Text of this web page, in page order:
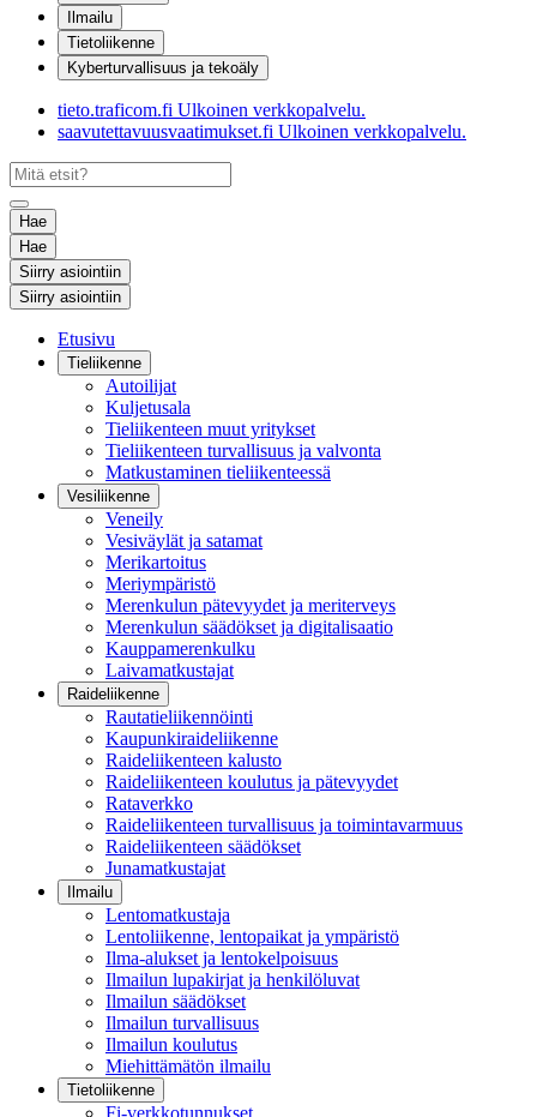
Ilmailu
Tietoliikenne
Kyberturvallisuus ja tekoäly
tieto.traficom.fi Ulkoinen verkkopalvelu.
saavutettavuusvaatimukset.fi Ulkoinen verkkopalvelu.
Hae
Hae
Siirry asiointiin
Siirry asiointiin
Etusivu
Tieliikenne
Autoilijat
Kuljetusala
Tieliikenteen muut yritykset
Tieliikenteen turvallisuus ja valvonta
Matkustaminen tieliikenteessä
Vesiliikenne
Veneily
Vesiväylät ja satamat
Merikartoitus
Meriympäristö
Merenkulun pätevyydet ja meriterveys
Merenkulun säädökset ja digitalisaatio
Kauppamerenkulku
Laivamatkustajat
Raideliikenne
Rautatieliikennöinti
Kaupunkiraideliikenne
Raideliikenteen kalusto
Raideliikenteen koulutus ja pätevyydet
Rataverkko
Raideliikenteen turvallisuus ja toimintavarmuus
Raideliikenteen säädökset
Junamatkustajat
Ilmailu
Lentomatkustaja
Lentoliikenne, lentopaikat ja ympäristö
Ilma-alukset ja lentokelpoisuus
Ilmailun lupakirjat ja henkilöluvat
Ilmailun säädökset
Ilmailun turvallisuus
Ilmailun koulutus
Miehittämätön ilmailu
Tietoliikenne
Fi-verkkotunnukset